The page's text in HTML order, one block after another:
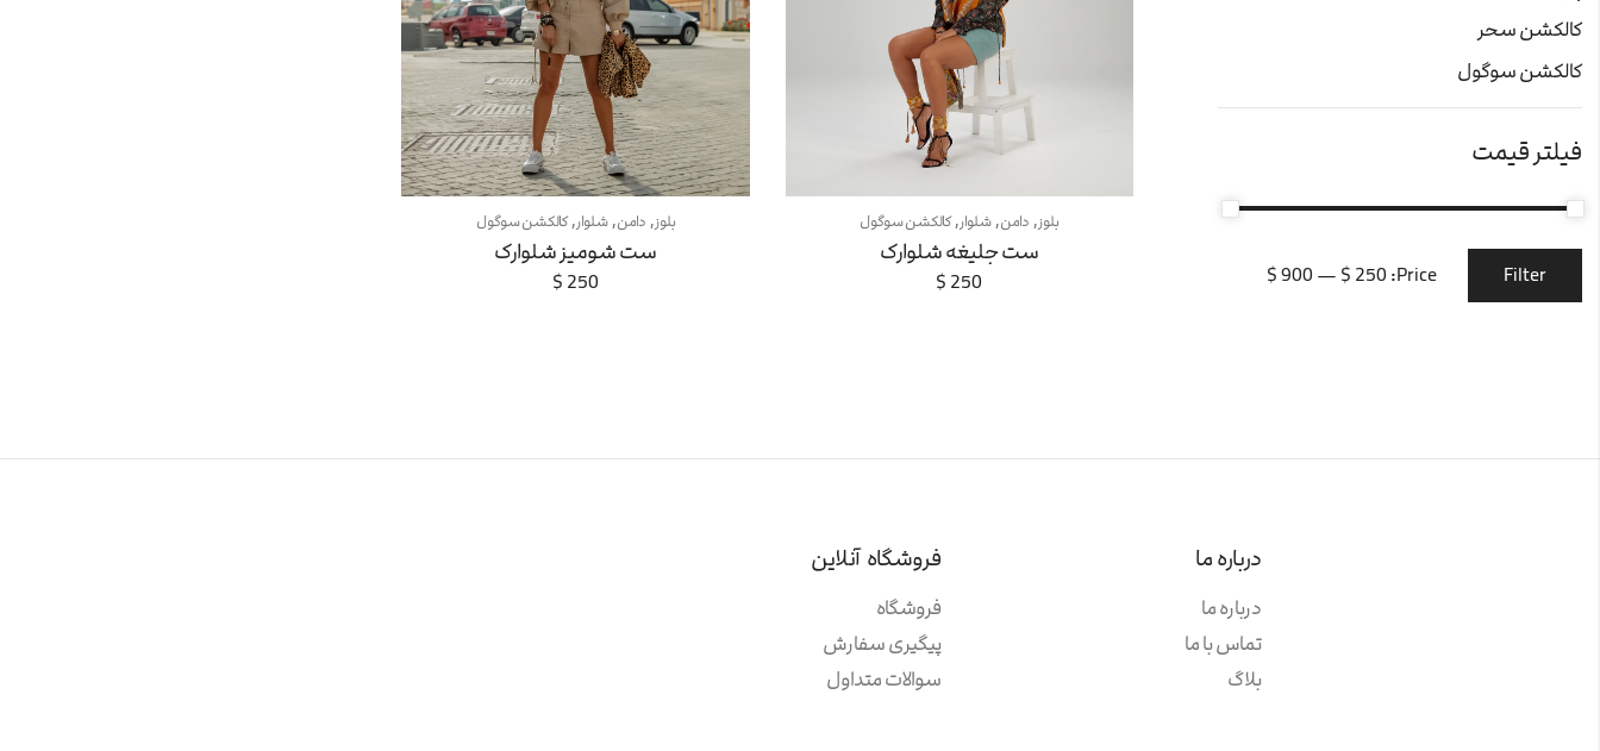
بلوز, دامن,شلوار,کالکشن سوگول
ست جلیغه شلوارک
$ 250
بلوز, دامن,شلوار,کالکشن سوگول
ست شومیز شلوارک
$ 250
کالکشن سحر
کالکشن سوگول
فیلتر قیمت
Filter
Price:
250 $
—
900 $
درباره ما
درباره ما
تماس با ما
بلاگ
فروشگاه آنلاین
فروشگاه
پیگیری سفارش
سوالات متداول